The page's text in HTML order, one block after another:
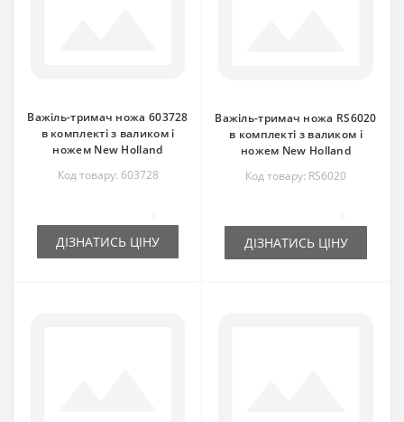
Важіль-тримач ножа 603728
в комплекті з валиком і
ножем New Holland
Код товару: 603728
ДІЗНАТИСЬ ЦІНУ
Важіль-тримач ножа RS6020
в комплекті з валиком і
ножем New Holland
Код товару: RS6020
ДІЗНАТИСЬ ЦІНУ